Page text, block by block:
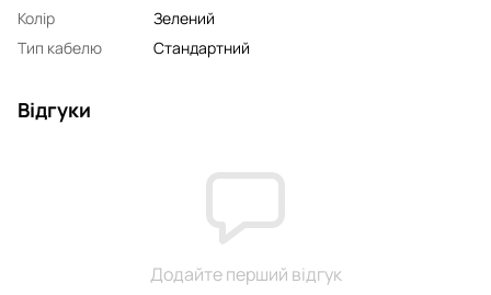
Колір
Зелений
Тип кабелю
Стандартний
Відгуки
Додайте перший відгук